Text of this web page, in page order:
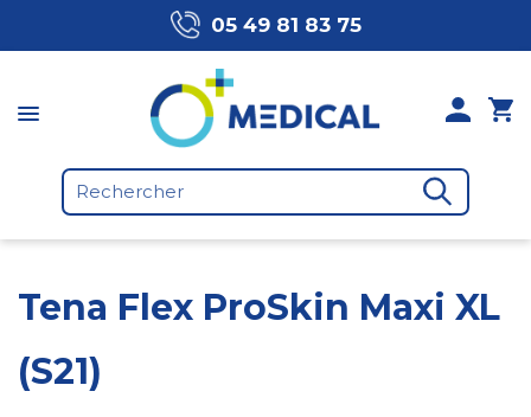
05 49 81 83 75
Tena Flex ProSkin Maxi XL
(S21)